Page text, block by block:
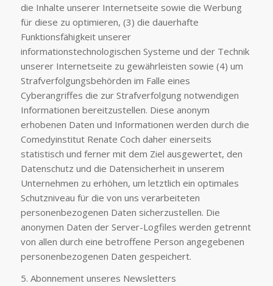
die Inhalte unserer Internetseite sowie die Werbung
für diese zu optimieren, (3) die dauerhafte
Funktionsfähigkeit unserer
informationstechnologischen Systeme und der Technik
unserer Internetseite zu gewährleisten sowie (4) um
Strafverfolgungsbehörden im Falle eines
Cyberangriffes die zur Strafverfolgung notwendigen
Informationen bereitzustellen. Diese anonym
erhobenen Daten und Informationen werden durch die
Comedyinstitut Renate Coch daher einerseits
statistisch und ferner mit dem Ziel ausgewertet, den
Datenschutz und die Datensicherheit in unserem
Unternehmen zu erhöhen, um letztlich ein optimales
Schutzniveau für die von uns verarbeiteten
personenbezogenen Daten sicherzustellen. Die
anonymen Daten der Server-Logfiles werden getrennt
von allen durch eine betroffene Person angegebenen
personenbezogenen Daten gespeichert.
5. Abonnement unseres Newsletters